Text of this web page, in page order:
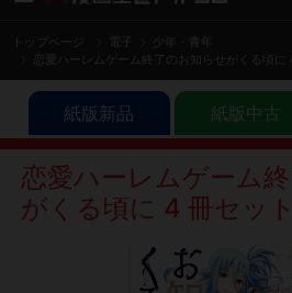
トップページ
少年・青年
恋愛ハーレムゲーム終了のお知らせがくる頃に
紙版新品 紙版中古
恋愛ハーレムゲーム
がくる頃に 4 冊セッ